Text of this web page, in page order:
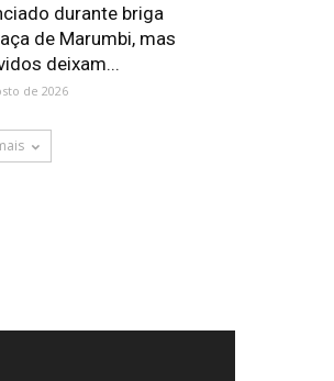
durante briga
de Marumbi, mas
deixam...
de 2026